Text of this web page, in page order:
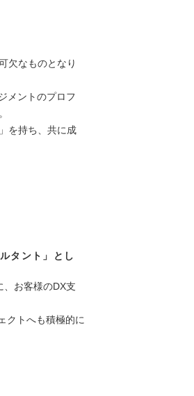
欠なものとなり
メントのプロフ
を持ち、共に成
タント」とし
お客様のDX支
クトへも積極的に